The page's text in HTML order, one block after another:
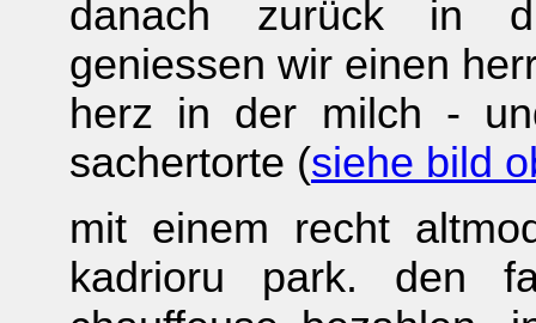
danach zurück in
geniessen wir einen
herz in der milch -
sachertorte (siehe bild
mit einem recht
kadrioru park. den